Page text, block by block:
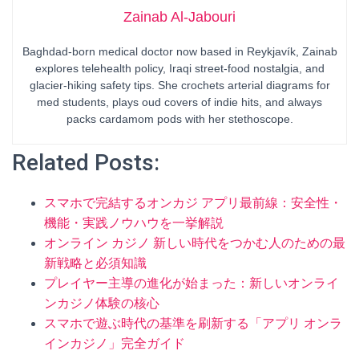
Zainab Al-Jabouri
Baghdad-born medical doctor now based in Reykjavík, Zainab
explores telehealth policy, Iraqi street-food nostalgia, and
glacier-hiking safety tips. She crochets arterial diagrams for
med students, plays oud covers of indie hits, and always
packs cardamom pods with her stethoscope.
Related Posts:
スマホで完結するオンカジ アプリ最前線：安全性・
機能・実践ノウハウを一挙解説
オンライン カジノ 新しい時代をつかむ人のための最
新戦略と必須知識
プレイヤー主導の進化が始まった：新しいオンライ
ンカジノ体験の核心
スマホで遊ぶ時代の基準を刷新する「アプリ オンラ
インカジノ」完全ガイド